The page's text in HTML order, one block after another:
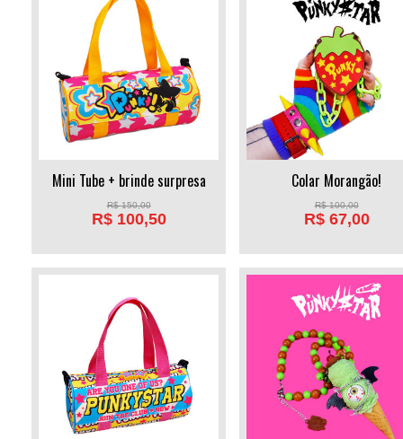
Mini Tube + brinde surpresa
R$150,00
R$ 100,50
Colar Morangão!
R$100,00
R$ 67,00